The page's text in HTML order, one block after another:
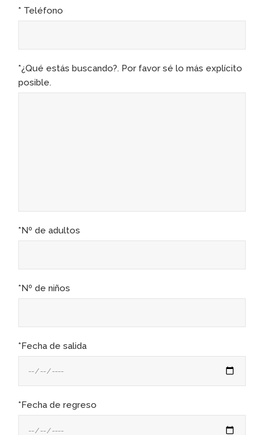
* Teléfono
*¿Qué estás buscando?. Por favor sé lo más explícito
posible.
*Nº de adultos
*Nº de niños
*Fecha de salida
*Fecha de regreso